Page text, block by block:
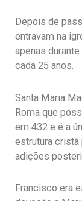
Depois de
entravam na
apenas
cada 25 anos.
Santa Maria
Roma que
em 432 e é a
estrutura cristã
adições
Francisco era